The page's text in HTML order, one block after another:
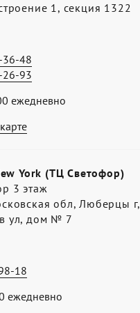
1, секция 1322
ежедневно
36-48
26-93
York (ТЦ Светофор)
3 этаж
обл, Люберцы г,
ул, дом № 7
ежедневно
18